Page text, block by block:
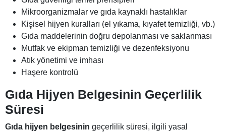
Mikroorganizmalar ve gıda kaynaklı hastalıklar
Kişisel hijyen kuralları (el yıkama, kıyafet temizliği, vb.)
Gıda maddelerinin doğru depolanması ve saklanması
Mutfak ve ekipman temizliği ve dezenfeksiyonu
Atık yönetimi ve imhası
Haşere kontrolü
Gıda Hijyen Belgesinin Geçerlilik
Süresi
Gıda hijyen belgesinin geçerlilik süresi, ilgili yasal